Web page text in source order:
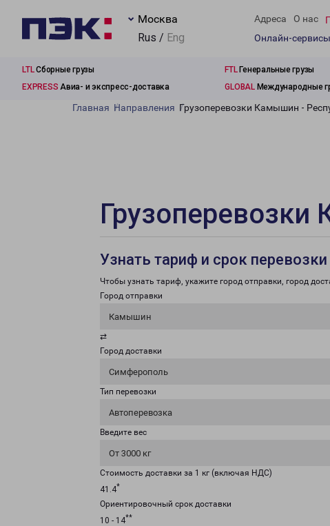
Москва
Rus / Eng
Адреса О нас
Онлайн-сервисы
LTLСборные грузы FTLГенеральные грузы
EXPRESS Авиа- и экспресс-доставка GLOBALМеждународные
Главная Направления Грузоперевозки Камышин -
Узнать тариф и срок перевозки
Чтобы узнать тариф, укажите город отправки, город
Город отправки
Камышин
⇄
Город доставки
Симферополь
Тип перевозки
Автоперевозка
Введите вес
От 3000 кг
Стоимость доставки за 1 кг (включая НДС)
41.4*
Ориентировочный срок доставки
10 - 14**